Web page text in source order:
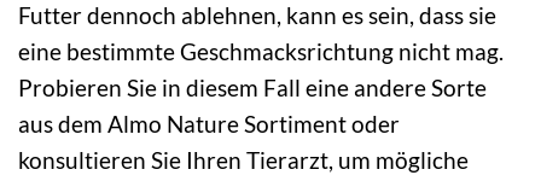
Futter dennoch ablehnen, kann es sein, dass sie
eine bestimmte Geschmacksrichtung nicht mag.
Probieren Sie in diesem Fall eine andere Sorte
aus dem Almo Nature Sortiment oder
konsultieren Sie Ihren Tierarzt, um mögliche